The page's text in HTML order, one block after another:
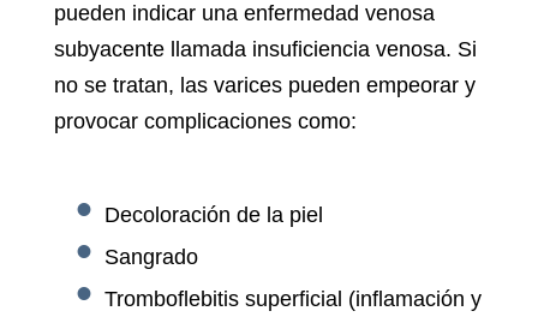
pueden indicar una enfermedad venosa
subyacente llamada insuficiencia venosa. Si
no se tratan, las varices pueden empeorar y
provocar complicaciones como:
Decoloración de la piel
Sangrado
Tromboflebitis superficial (inflamación y